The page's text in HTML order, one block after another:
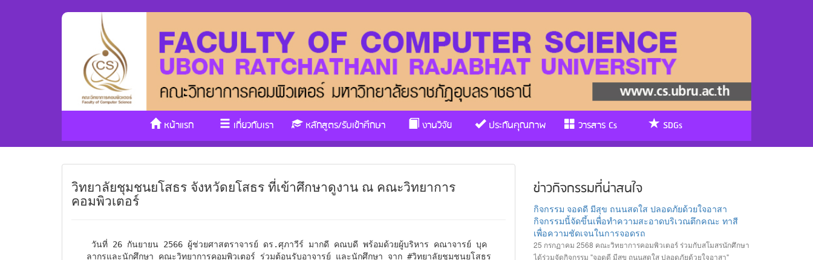
หน้าแรก เกี่ยวกับเรา หลักสูตร/รับเข้าศึกษา งานวิจัย ประกันคุณภาพ วารสาร Cs SDGs
วิทยาลัยชุมชนยโสธร จังหวัดยโสธร ที่เข้าศึกษาดูงาน ณ คณะวิทยาการ
คอมพิวเตอร์
ลากรและนักศึกษา คณะวิทยาการคอมพิวเตอร์ ร่วมต้อนรับอาจารย์ และนักศึกษา จาก #วิทยาลัยชุมชนยโสธร
ข่าวกิจกรรมที่น่าสนใจ
กิจกรรม จอดดี มีสุข ถนนสดใส ปลอดภัยด้วยใจอาสา
กิจกรรมนี้จัดขึ้นเพื่อทำความสะอาดบริเวณตึกคณะ ทาสี
เพื่อความชัดเจนในการจอดรถ
25 กรกฏาคม 2568 คณะวิทยาการคอมพิวเตอร์ ร่วมกับสโมสรนักศึกษา
ได้ร่วมจัดกิจกรรม "จอดดี มีสุข ถนนสดใส ปลอดภัยด้วยใจอาสา"